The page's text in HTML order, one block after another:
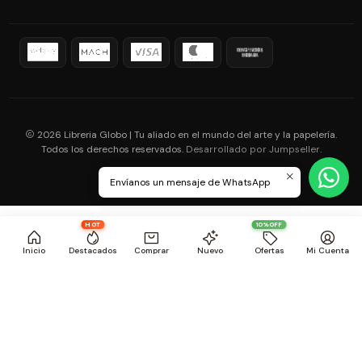
Inicio
HOT
Destacados Comprar Nuevo
10%OFF
Ofertas Mi Cuenta
2026 Libreria Globo | Tu aliado en el mundo del arte y la papelería.
Todos los derechos reservados. Desarrollado por Jumpseller.
Envíanos un mensaje de WhatsApp